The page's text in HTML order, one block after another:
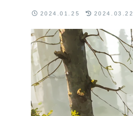
2024.01.25 2024.03.22